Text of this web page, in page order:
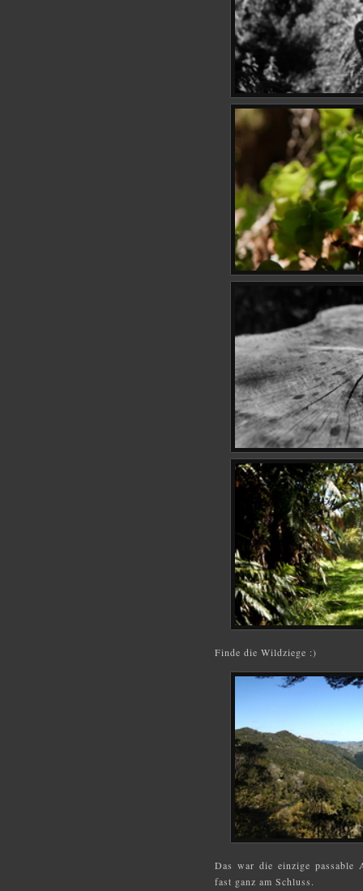
Finde die Wildziege :)
Das war die einzige passable
fast ganz am Schluss.